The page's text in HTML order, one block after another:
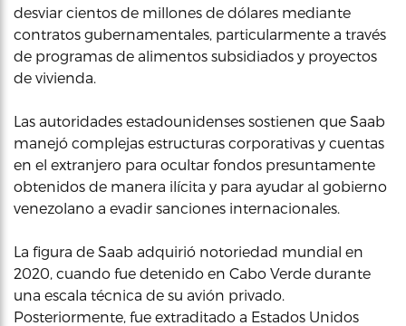
desviar cientos de millones de dólares mediante
contratos gubernamentales, particularmente a través
de programas de alimentos subsidiados y proyectos
de vivienda.
Las autoridades estadounidenses sostienen que Saab
manejó complejas estructuras corporativas y cuentas
en el extranjero para ocultar fondos presuntamente
obtenidos de manera ilícita y para ayudar al gobierno
venezolano a evadir sanciones internacionales.
La figura de Saab adquirió notoriedad mundial en
2020, cuando fue detenido en Cabo Verde durante
una escala técnica de su avión privado.
Posteriormente, fue extraditado a Estados Unidos